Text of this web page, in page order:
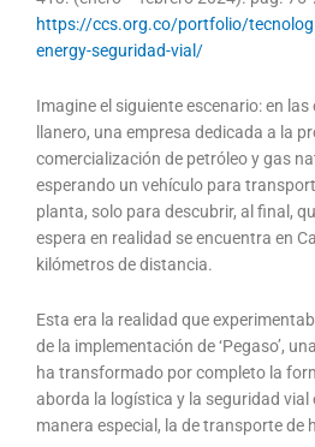
https://ccs.org.co/portfolio/
energy-seguridad-vial/
Imagine el siguiente escenario: en
llanero, una empresa dedicada a la
comercialización de petróleo y gas
esperando un vehículo para
planta, solo para descubrir, al final,
espera en realidad se encuentra en
kilómetros de distancia.
Esta era la realidad que
de la implementación de ‘Pegaso’,
ha transformado por completo la
aborda la logística y la seguridad vial
manera especial, la de transporte de